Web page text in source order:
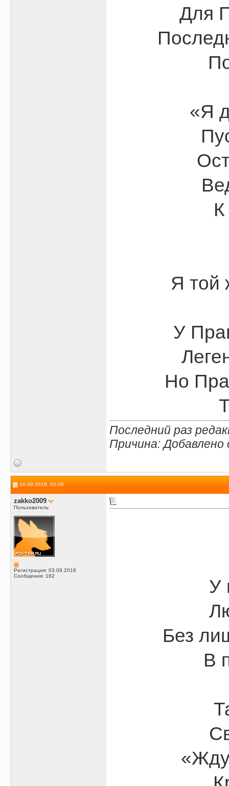
Для
«Я
Я той
У
Но
Последний раз
Причина:
16.09.2018, 02:06
zakko2009
Пользователь
Регистрация: 03.09.2016
Сообщения: 162
У
Без
В